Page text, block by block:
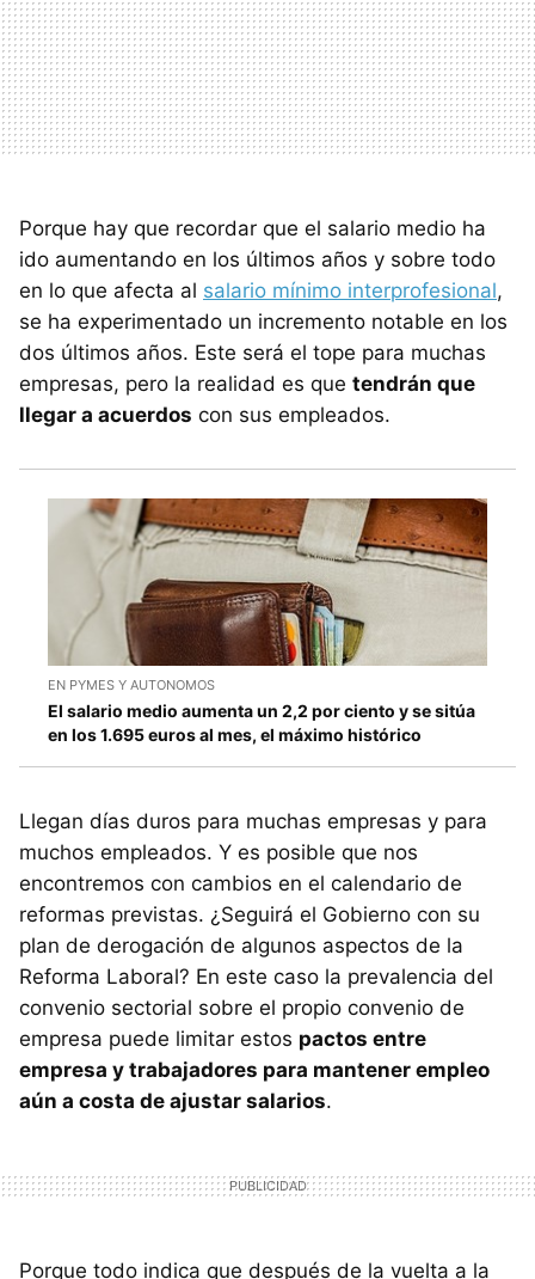
Porque hay que recordar que el salario medio ha
ido aumentando en los últimos años y sobre todo
en lo que afecta al salario mínimo interprofesional,
se ha experimentado un incremento notable en los
dos últimos años. Este será el tope para muchas
empresas, pero la realidad es que tendrán que
llegar a acuerdos con sus empleados.
EN PYMES Y AUTONOMOS
El salario medio aumenta un 2,2 por ciento y se sitúa
en los 1.695 euros al mes, el máximo histórico
Llegan días duros para muchas empresas y para
muchos empleados. Y es posible que nos
encontremos con cambios en el calendario de
reformas previstas. ¿Seguirá el Gobierno con su
plan de derogación de algunos aspectos de la
Reforma Laboral? En este caso la prevalencia del
convenio sectorial sobre el propio convenio de
empresa puede limitar estos pactos entre
empresa y trabajadores para mantener empleo
aún a costa de ajustar salarios.
Porque todo indica que después de la vuelta a la